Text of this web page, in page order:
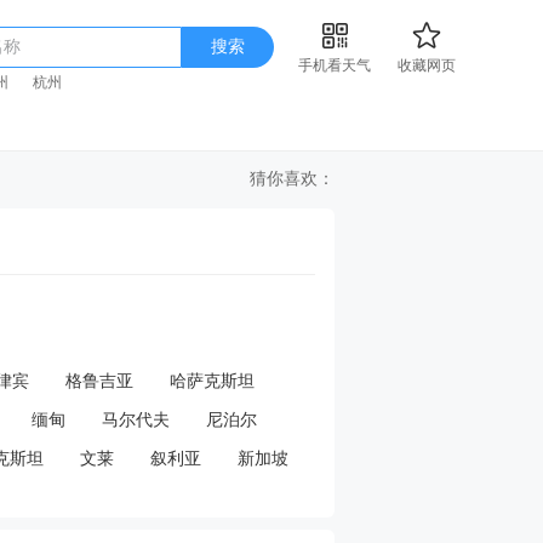
称 搜索
手机看天气
收藏网页
杭州
猜你喜欢：
宾 格鲁吉亚 哈萨克斯坦
缅甸 马尔代夫 尼泊尔
斯坦 文莱 叙利亚 新加坡